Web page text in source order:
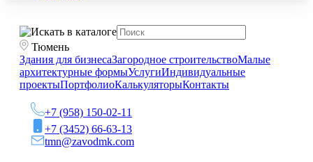
Тюмень
Здания для бизнесаЗагородное строительствоМалые
архитектурные формыУслугиИндивидуальные
проектыПортфолиоКалькуляторыКонтакты
+7 (958) 150-02-11
+7 (3452) 66-63-13
tmn@zavodmk.com